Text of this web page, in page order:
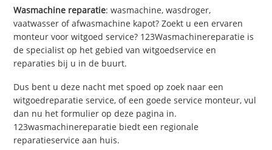
Wasmachine reparatie: wasmachine, wasdroger,
vaatwasser of afwasmachine kapot? Zoekt u een ervaren
monteur voor witgoed service? 123Wasmachinereparatie is
de specialist op het gebied van witgoedservice en
reparaties bij u in de buurt.
Dus bent u deze nacht met spoed op zoek naar een
witgoedreparatie service, of een goede service monteur, vul
dan nu het formulier op deze pagina in.
123wasmachinereparatie biedt een regionale
reparatieservice aan huis.